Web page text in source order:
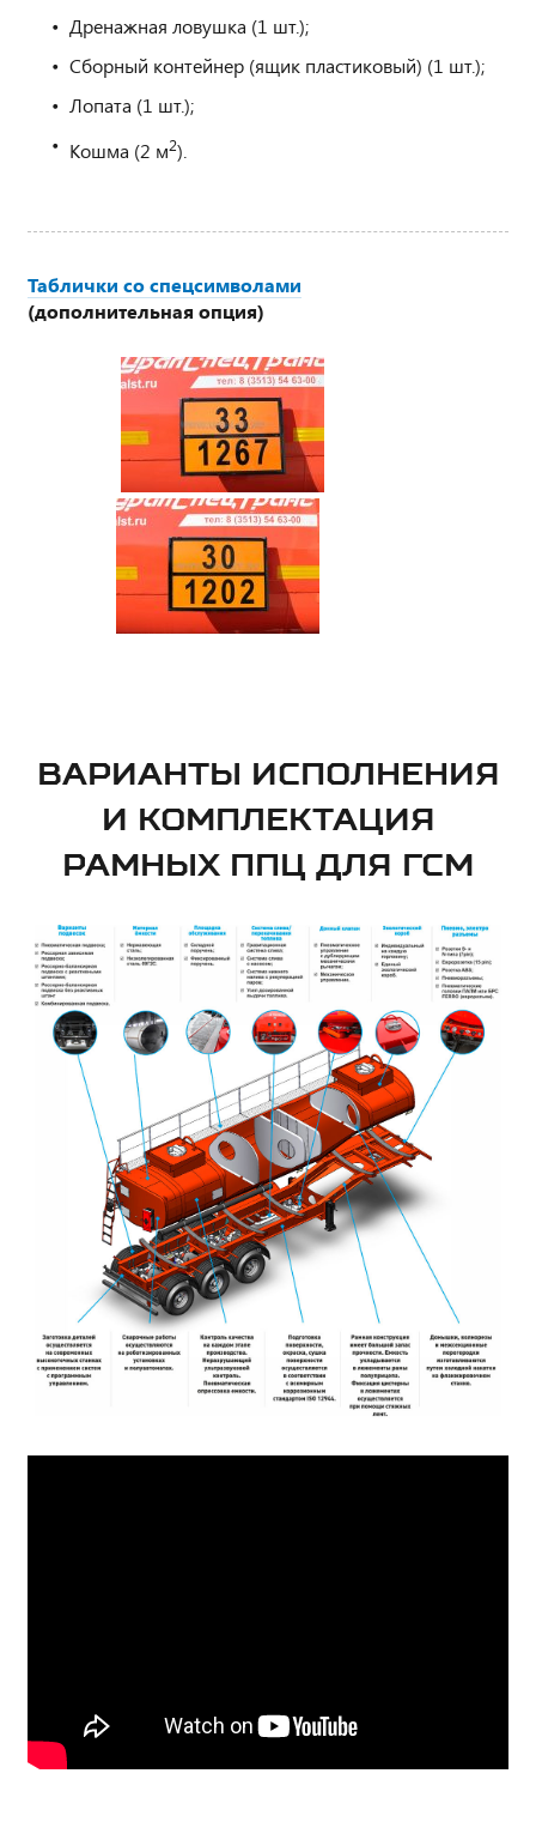
Дренажная ловушка (1 шт.);
Сборный контейнер (ящик пластиковый) (1 шт.);
Лопата (1 шт.);
Кошма (2 м2).
Таблички со спецсимволами
(дополнительная опция)
ВАРИАНТЫ ИСПОЛНЕНИЯ
И КОМПЛЕКТАЦИЯ
РАМНЫХ ППЦ ДЛЯ ГСМ